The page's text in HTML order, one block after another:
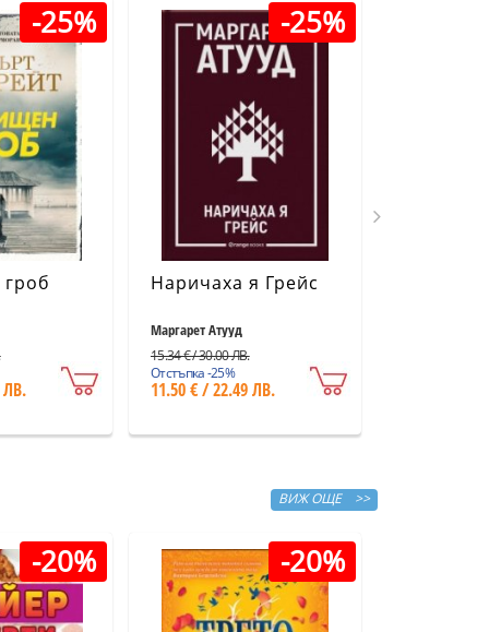
-25%
ЛВ.
-25%
Наричаха я Грейс
Маргарет Атууд
15.34 € / 30.00 ЛВ.
Отстъпка -25%
11.50 € / 22.49 ЛВ.
ВИЖ ОЩЕ >>
-20% -20%